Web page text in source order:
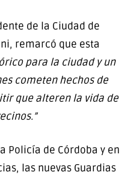
de la Ciudad de
remarcó que esta
para la ciudad y un
cometen hechos de
que alteren la vida de
Policía de Córdoba y en
las nuevas Guardias